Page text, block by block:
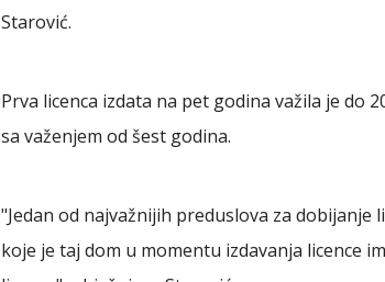
Starović.
Prva licenca izdata na pet godina važila je do
sa važenjem od šest godina.
"Jedan od najvažnijih preduslova za
koje je taj dom u momentu izdavanja licence